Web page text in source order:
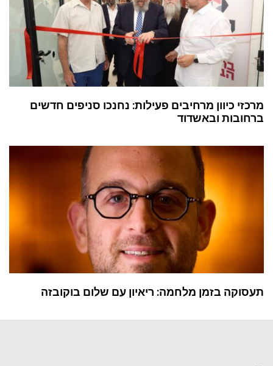
מרכזי כיוון מרחיבים פעילות: נחנכו סניפים חדשים
ברחובות ובאשדוד
תעסוקה בזמן מלחמה: ריאיון עם שלום בוקובזה